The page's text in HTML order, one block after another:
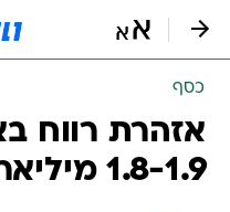
כסף
אזהרת רווח
1.8-1.9 מיליארד שקל ב-2015